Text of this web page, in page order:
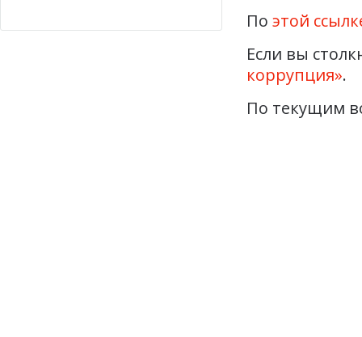
По этой
Если вы
коррупция».
По текущим